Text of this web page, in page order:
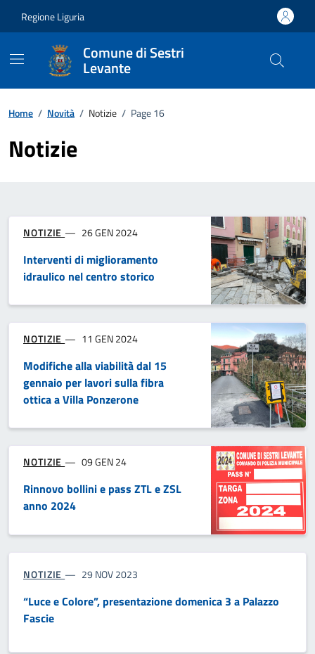
Regione Liguria
Comune di Sestri
Levante
Home / Novità / Notizie / Page 16
Notizie
NOTIZIE 26 GEN 2024
Interventi di miglioramento
idraulico nel centro storico
NOTIZIE 11 GEN 2024
Modifiche alla viabilità dal 15
gennaio per lavori sulla fibra
ottica a Villa Ponzerone
NOTIZIE 09 GEN 24
Rinnovo bollini e pass ZTL e ZSL
anno 2024
NOTIZIE 29 NOV 2023
“Luce e Colore”, presentazione domenica 3 a Palazzo
Fascie